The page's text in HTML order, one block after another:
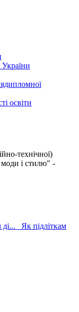
освіти
технічної)
моди і стилю" -
Як підліткам